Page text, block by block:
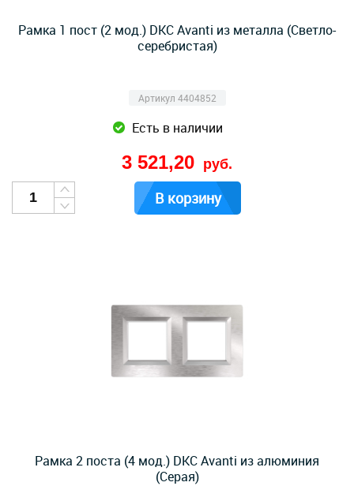
Рамка 1 пост (2 мод.) DKC Avanti из металла (Светло-
серебристая)
Артикул 4404852
Есть в наличии
3 521,20 руб.
В корзину
Рамка 2 поста (4 мод.) DKC Avanti из алюминия
(Серая)